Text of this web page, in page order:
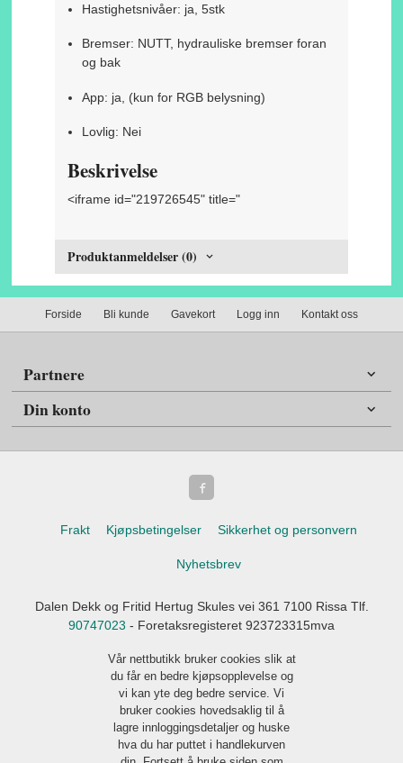
Hastighetsnivåer: ja, 5stk
Bremser: NUTT, hydrauliske bremser foran
og bak
App: ja, (kun for RGB belysning)
Lovlig: Nei
Beskrivelse
<iframe id="219726545" title="
Produktanmeldelser (0)
Forside Bli kunde Gavekort Logg inn Kontakt oss
Partnere
Din konto
Frakt Kjøpsbetingelser Sikkerhet og personvern
Nyhetsbrev
Dalen Dekk og Fritid Hertug Skules vei 361 7100 Rissa Tlf.
90747023 - Foretaksregisteret 923723315mva
Vår nettbutikk bruker cookies slik at
du får en bedre kjøpsopplevelse og
vi kan yte deg bedre service. Vi
bruker cookies hovedsaklig til å
lagre innloggingsdetaljer og huske
hva du har puttet i handlekurven